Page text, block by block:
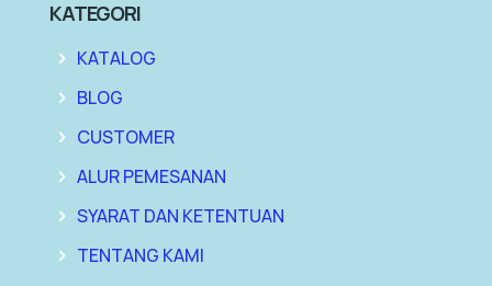
KATEGORI
KATALOG
BLOG
CUSTOMER
ALUR PEMESANAN
SYARAT DAN KETENTUAN
TENTANG KAMI